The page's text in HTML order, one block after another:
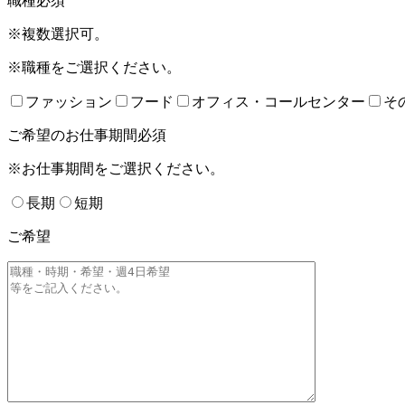
※複数選択可。
※職種をご選択ください。
ファッション フード オフィス・コールセンター そ
ご希望のお仕事期間必須
※お仕事期間をご選択ください。
長期 短期
ご希望